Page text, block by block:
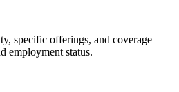
specific offerings, and coverage
employment status.